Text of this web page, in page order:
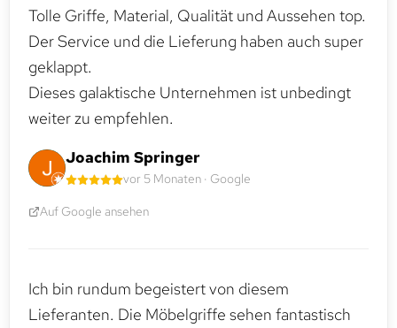
Tolle Griffe, Material, Qualität und Aussehen top.
Der Service und die Lieferung haben auch super
geklappt.
Dieses galaktische Unternehmen ist unbedingt
weiter zu empfehlen.
Joachim Springer
vor 5 Monaten · Google
Auf Google ansehen
Ich bin rundum begeistert von diesem
Lieferanten. Die Möbelgriffe sehen fantastisch